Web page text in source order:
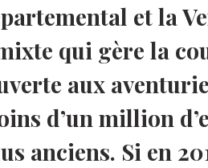
et la
qui gère la
aux
d’un million
anciens. Si en